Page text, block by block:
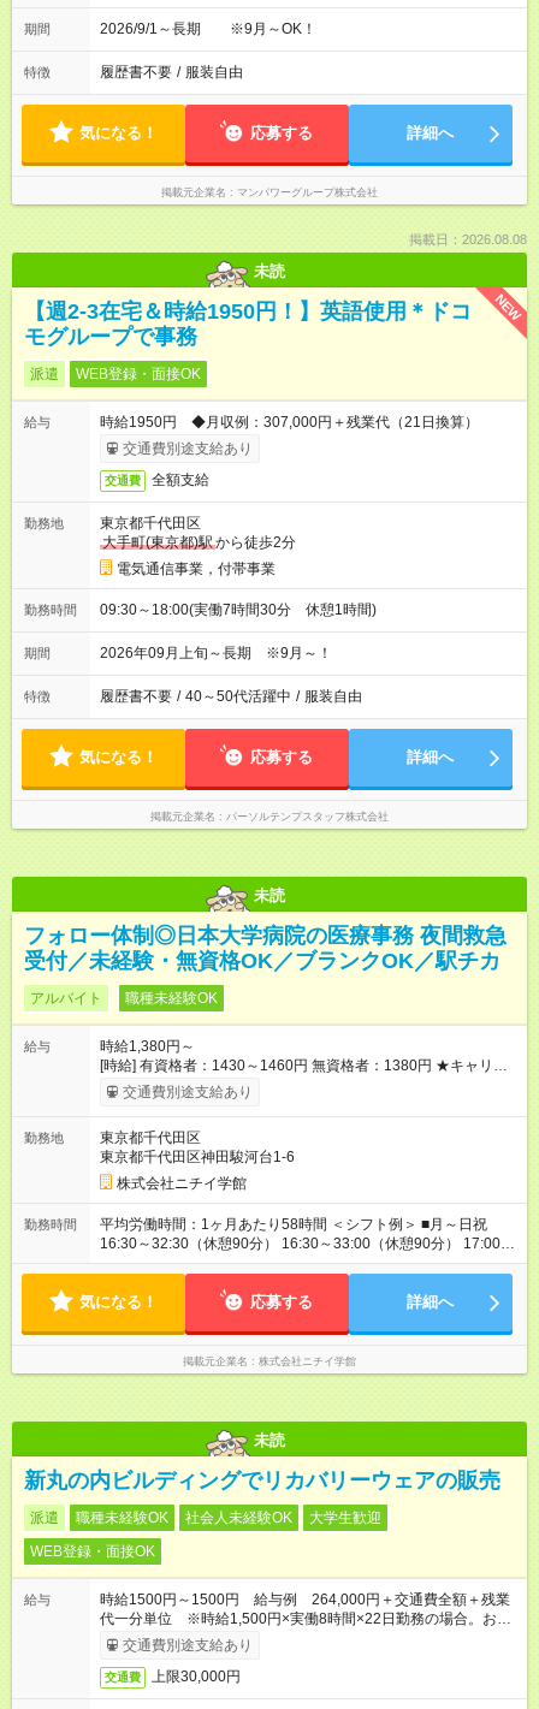
期間 2026/9/1～長期 ※9月～OK！
特徴 履歴書不要 / 服装自由
気になる！ 応募する 詳細へ
掲載元企業名 マンパワーグループ株式会社
掲載日：2026.08.08
未読
NEW
【週2-3在宅＆時給1950円！】英語使用＊ドコ
モグループで事務
派遣 WEB登録・面接OK
給与
時給1950円 ◆月収例：307,000円＋残業代（21日換算）
交通費別途支給あり
交通費 全額支給
勤務地
東京都千代田区
大手町(東京都)駅から徒歩2分
電気通信事業，付帯事業
勤務時間 09:30～18:00(実働7時間30分 休憩1時間)
期間 2026年09月上旬～長期 ※9月～！
特徴 履歴書不要 / 40～50代活躍中 / 服装自由
気になる！ 応募する 詳細へ
掲載元企業名 パーソルテンプスタッフ株式会社
未読
フォロー体制◎日本大学病院の医療事務 夜間救急
受付／未経験・無資格OK／ブランクOK／駅チカ
アルバイト 職種未経験OK
給与
時給1,380円～
[時給] 有資格者：1430～1460円 無資格者：1380円 ★キャリア
アップ制度あり 進級により給与がアップします！ 【試用期間】
試用期間あり 試用期間の長さ：3ヶ月 雇用形態、給与は本採用
交通費別途支給あり
勤務地
東京都千代田区
東京都千代田区神田駿河台1-6
株式会社ニチイ学館
勤務時間
平均労働時間：1ヶ月あたり58時間 ＜シフト例＞ ■月～日祝
16:30～32:30（休憩90分） 16:30～33:00（休憩90分） 17:00～
32:30（休憩90分） 17:00～33:00（休憩90分） 14:00～
日でのシフト制 平均労働時間：1ヶ月あたり58時間 ＜シフト例
90分） 17:00～32:30（休憩90分） 17:00～33:00（休憩90分）
14:00～33:00（休憩90分） 9:00～17:00（休憩60分） ※上記時
間帯や曜日でのシフト制
気になる！ 応募する 詳細へ
掲載元企業名 株式会社ニチイ学館
未読
新丸の内ビルディングでリカバリーウェアの販売
派遣 職種未経験OK 社会人未経験OK
大学生歓迎
WEB登録・面接OK
給与
時給1500円～1500円 給与例 264,000円＋交通費全額＋残業
代一分単位 ※時給1,500円×実働8時間×22日勤務の場合。お時
給は一例です。ご経験により異なります。
交通費別途支給あり
交通費 上限30,000円